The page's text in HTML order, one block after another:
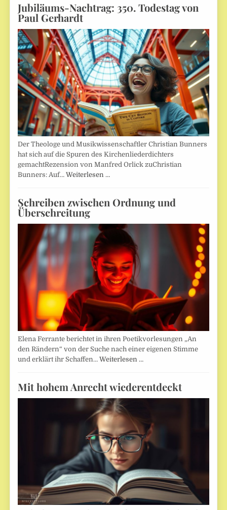
Jubiläums-Nachtrag: 350. Todestag von
Paul Gerhardt
Der Theologe und Musikwissenschaftler Christian Bunners
hat sich auf die Spuren des Kirchenliederdichters
gemachtRezension von Manfred Orlick zuChristian
Bunners: Auf…Weiterlesen …
Schreiben zwischen Ordnung und
Überschreitung
Elena Ferrante berichtet in ihren Poetikvorlesungen „An
den Rändern“ von der Suche nach einer eigenen Stimme
und erklärt ihr Schaffen…Weiterlesen …
Mit hohem Anrecht wiederentdeckt